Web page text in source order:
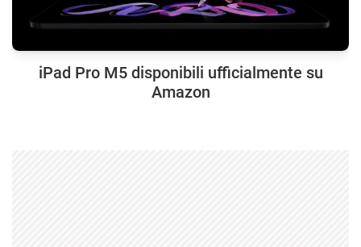
iPad Pro M5 disponibili ufficialmente su
Amazon